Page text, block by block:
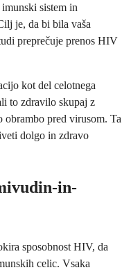
sistem in
je, da bi bila vaša
preprečuje prenos HIV
kot del celotnega
to zdravilo skupaj z
pred virusom. Ta
dolgo in zdravo
in-
sposobnost HIV, da
celic. Vsaka